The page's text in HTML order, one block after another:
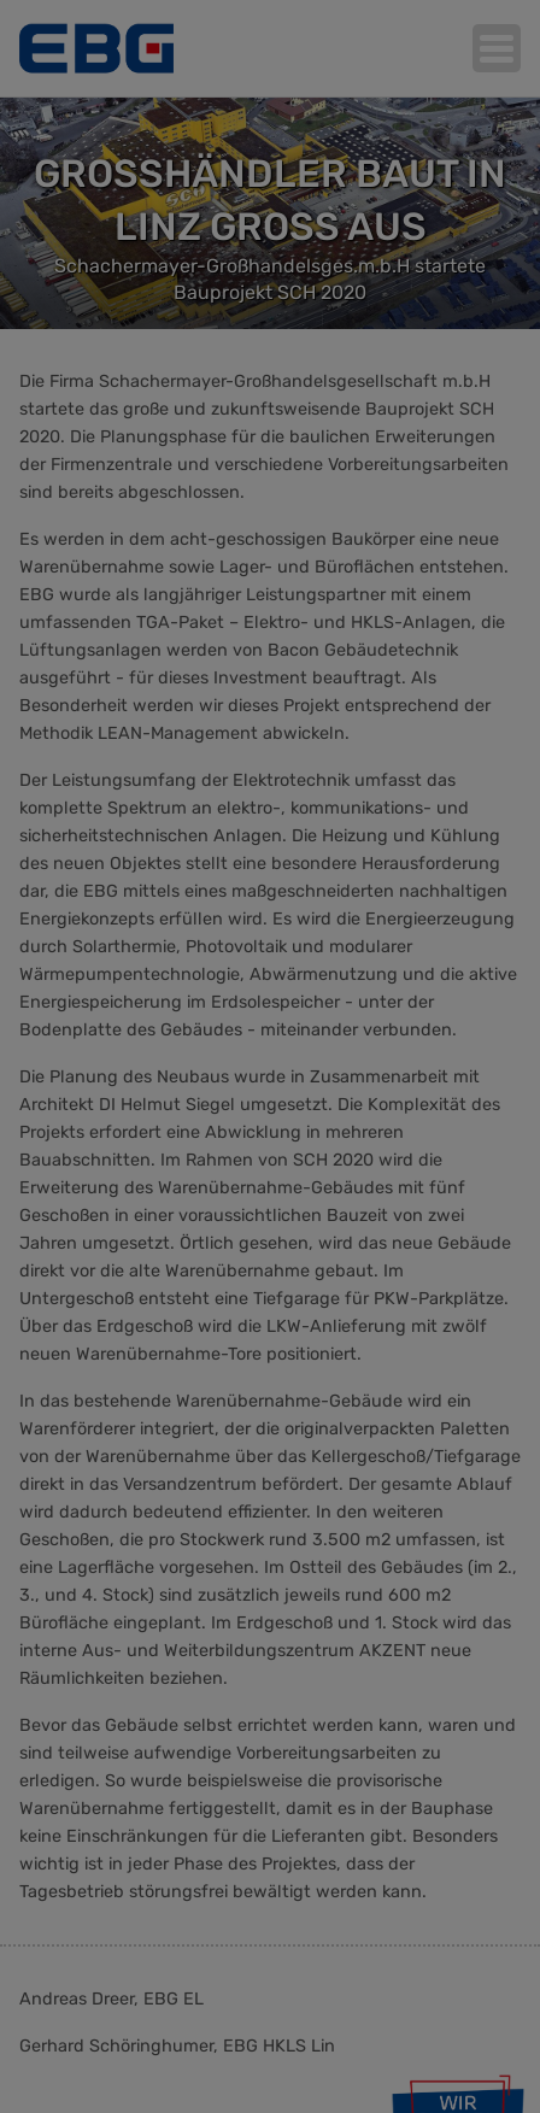
Hauptnavigation
GROSSHÄNDLER BAUT IN L
INZ GROSS AUS
Schachermayer-Großhandelsges.m.b.H startete
Bauprojekt SCH 2020
Die Firma Schachermayer-Großhandelsgesellschaft m.b.H
startete das große und zukunftsweisende Bauprojekt SCH
2020. Die Planungsphase für die baulichen Erweiterungen
der Firmenzentrale und verschiedene Vorbereitungsarbeiten
sind bereits abgeschlossen.
Es werden in dem acht-geschossigen Baukörper eine neue
Warenübernahme sowie Lager- und Büroflächen entstehen.
EBG wurde als langjähriger Leistungspartner mit einem
umfassenden TGA-Paket – Elektro- und HKLS-Anlagen, die
Lüftungsanlagen werden von Bacon Gebäudetechnik
ausgeführt - für dieses Investment beauftragt. Als
Besonderheit werden wir dieses Projekt entsprechend der
Methodik LEAN-Management abwickeln.
Der Leistungsumfang der Elektrotechnik umfasst das
komplette Spektrum an elektro-, kommunikations- und
sicherheitstechnischen Anlagen. Die Heizung und Kühlung
des neuen Objektes stellt eine besondere Herausforderung
dar, die EBG mittels eines maßgeschneiderten nachhaltigen
Energiekonzepts erfüllen wird. Es wird die Energieerzeugung
durch Solarthermie, Photovoltaik und modularer
Wärmepumpentechnologie, Abwärmenutzung und die aktive
Energiespeicherung im Erdsolespeicher - unter der
Bodenplatte des Gebäudes - miteinander verbunden.
Die Planung des Neubaus wurde in Zusammenarbeit mit
Architekt DI Helmut Siegel umgesetzt. Die Komplexität des
Projekts erfordert eine Abwicklung in mehreren
Bauabschnitten. Im Rahmen von SCH 2020 wird die
Erweiterung des Warenübernahme-Gebäudes mit fünf
Geschoßen in einer voraussichtlichen Bauzeit von zwei
Jahren umgesetzt. Örtlich gesehen, wird das neue Gebäude
direkt vor die alte Warenübernahme gebaut. Im
Untergeschoß entsteht eine Tiefgarage für PKW-Parkplätze.
Über das Erdgeschoß wird die LKW-Anlieferung mit zwölf
neuen Warenübernahme-Tore positioniert.
In das bestehende Warenübernahme-Gebäude wird ein
Warenförderer integriert, der die originalverpackten Paletten
von der Warenübernahme über das Kellergeschoß/Tiefgarage
direkt in das Versandzentrum befördert. Der gesamte Ablauf
wird dadurch bedeutend effizienter. In den weiteren
Geschoßen, die pro Stockwerk rund 3.500 m2 umfassen, ist
eine Lagerfläche vorgesehen. Im Ostteil des Gebäudes (im 2.,
3., und 4. Stock) sind zusätzlich jeweils rund 600 m2
Bürofläche eingeplant. Im Erdgeschoß und 1. Stock wird das
interne Aus- und Weiterbildungszentrum AKZENT neue
Räumlichkeiten beziehen.
Bevor das Gebäude selbst errichtet werden kann, waren und
sind teilweise aufwendige Vorbereitungsarbeiten zu
erledigen. So wurde beispielsweise die provisorische
Warenübernahme fertiggestellt, damit es in der Bauphase
keine Einschränkungen für die Lieferanten gibt. Besonders
wichtig ist in jeder Phase des Projektes, dass der
Tagesbetrieb störungsfrei bewältigt werden kann.
Andreas Dreer, EBG EL
Gerhard Schöringhumer, EBG HKLS Lin